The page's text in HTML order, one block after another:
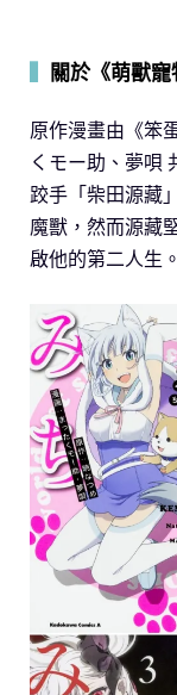
關於《萌獸寵
原作漫畫由《笨
くモー助、夢唄
跤手「柴田源藏
魔獸，然而源藏
啟他的第二人生。